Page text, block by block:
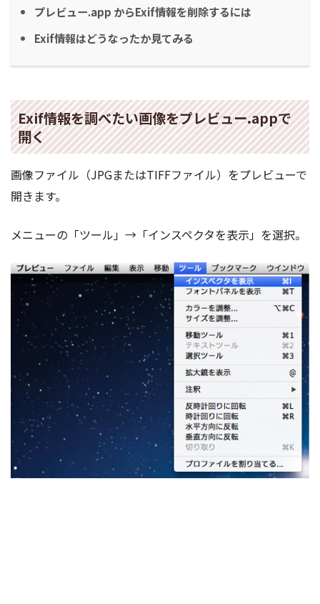
プレビュー.app からExif情報を削除するには
Exif情報はどうなったか見てみる
Exif情報を調べたい画像をプレビュー.appで
開く
画像ファイル（JPGまたはTIFFファイル）をプレビューで
開きます。
メニューの「ツール」→「インスペクタを表示」を選択。